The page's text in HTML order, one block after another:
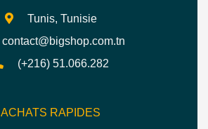
Tunis, Tunisie
contact@bigshop.com.tn
(+216) 51.066.282
ACHATS RAPIDES